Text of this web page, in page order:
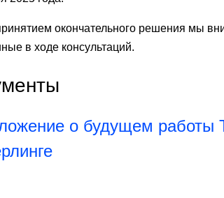
окончательного решения мы
в ходе консультаций.
о будущем работы